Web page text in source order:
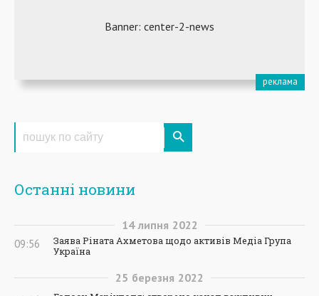
Останні новини
14 липня 2022
09:56
Заява Ріната Ахметова щодо активів Медіа Група
Україна
25 березня 2022